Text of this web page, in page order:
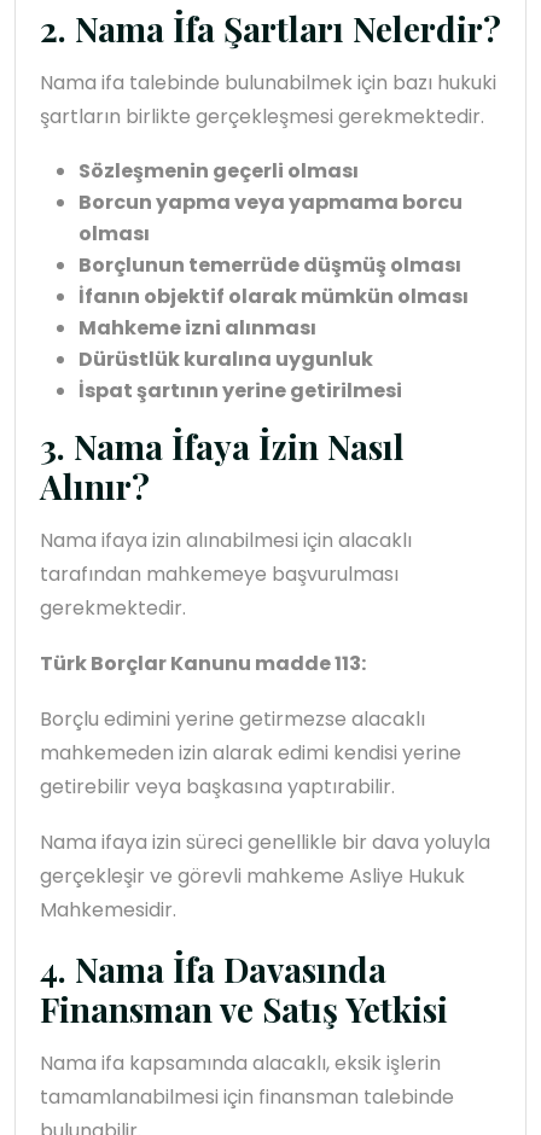
2. Nama İfa Şartları Nelerdir?
Nama ifa talebinde bulunabilmek için bazı hukuki
şartların birlikte gerçekleşmesi gerekmektedir.
Sözleşmenin geçerli olması
Borcun yapma veya yapmama borcu
olması
Borçlunun temerrüde düşmüş olması
İfanın objektif olarak mümkün olması
Mahkeme izni alınması
Dürüstlük kuralına uygunluk
İspat şartının yerine getirilmesi
3. Nama İfaya İzin Nasıl
Alınır?
Nama ifaya izin alınabilmesi için alacaklı
tarafından mahkemeye başvurulması
gerekmektedir.
Türk Borçlar Kanunu madde 113:
Borçlu edimini yerine getirmezse alacaklı
mahkemeden izin alarak edimi kendisi yerine
getirebilir veya başkasına yaptırabilir.
Nama ifaya izin süreci genellikle bir dava yoluyla
gerçekleşir ve görevli mahkeme Asliye Hukuk
Mahkemesidir.
4. Nama İfa Davasında
Finansman ve Satış Yetkisi
Nama ifa kapsamında alacaklı, eksik işlerin
tamamlanabilmesi için finansman talebinde